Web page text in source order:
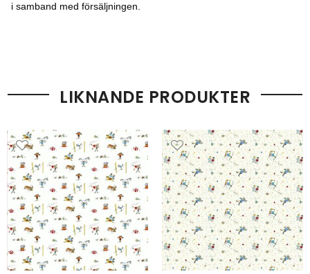
i samband med försäljningen.
LIKNANDE PRODUKTER